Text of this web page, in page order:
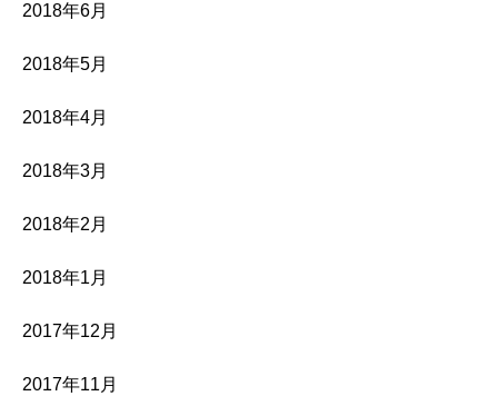
2018年6月
2018年5月
2018年4月
2018年3月
2018年2月
2018年1月
2017年12月
2017年11月